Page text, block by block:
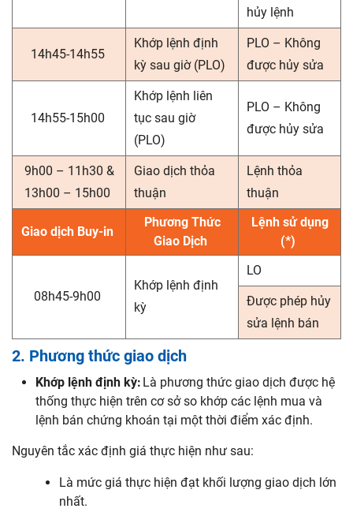
hủy lệnh
14h45-14h55
Khớp lệnh định
kỳ sau giờ (PLO)
PLO – Không
được hủy sửa
14h55-15h00
Khớp lệnh liên
tục sau giờ
(PLO)
PLO – Không
được hủy sửa
9h00 – 11h30 &
13h00 – 15h00
Giao dịch thỏa
thuận
Lệnh thỏa
thuận
Giao dịch Buy-in
Phương Thức
Giao Dịch
Lệnh sử dụng
(*)
08h45-9h00
Khớp lệnh định
kỳ
LO
Được phép hủy
sửa lệnh bán
2. Phương thức giao dịch
Khớp lệnh định kỳ: Là phương thức giao dịch được hệ
thống thực hiện trên cơ sở so khớp các lệnh mua và
lệnh bán chứng khoán tại một thời điểm xác định.
Nguyên tắc xác định giá thực hiện như sau:
Là mức giá thực hiện đạt khối lượng giao dịch lớn
nhất.